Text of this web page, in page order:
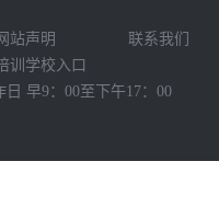
站声明
联系我们
训学校入口
日 早9：00至下午17：00